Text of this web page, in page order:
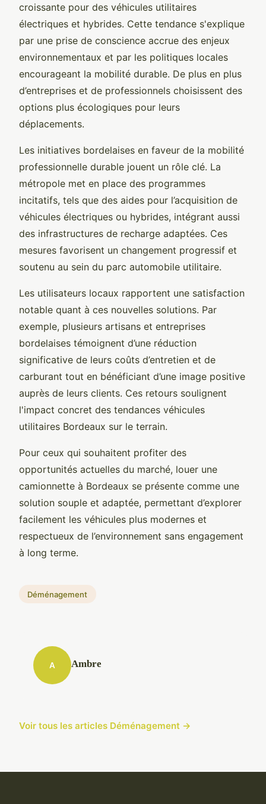
croissante pour des véhicules utilitaires
électriques et hybrides. Cette tendance s'explique
par une prise de conscience accrue des enjeux
environnementaux et par les politiques locales
encourageant la mobilité durable. De plus en plus
d’entreprises et de professionnels choisissent des
options plus écologiques pour leurs
déplacements.
Les initiatives bordelaises en faveur de la mobilité
professionnelle durable jouent un rôle clé. La
métropole met en place des programmes
incitatifs, tels que des aides pour l’acquisition de
véhicules électriques ou hybrides, intégrant aussi
des infrastructures de recharge adaptées. Ces
mesures favorisent un changement progressif et
soutenu au sein du parc automobile utilitaire.
Les utilisateurs locaux rapportent une satisfaction
notable quant à ces nouvelles solutions. Par
exemple, plusieurs artisans et entreprises
bordelaises témoignent d’une réduction
significative de leurs coûts d’entretien et de
carburant tout en bénéficiant d’une image positive
auprès de leurs clients. Ces retours soulignent
l'impact concret des tendances véhicules
utilitaires Bordeaux sur le terrain.
Pour ceux qui souhaitent profiter des
opportunités actuelles du marché, louer une
camionnette à Bordeaux se présente comme une
solution souple et adaptée, permettant d’explorer
facilement les véhicules plus modernes et
respectueux de l’environnement sans engagement
à long terme.
Déménagement
A Ambre
Voir tous les articles Déménagement →